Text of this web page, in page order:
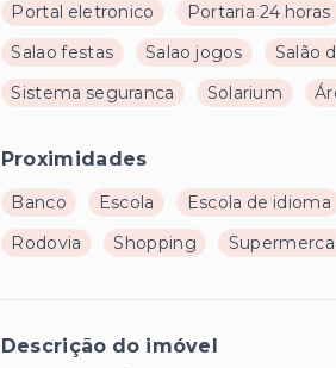
Portal eletronico
Portaria 24 horas
Salao festas
Salao jogos Salão
Sistema seguranca
Solarium
Proximidades
Banco Escola Escola de idioma
Rodovia
Shopping
Descrição do imóvel